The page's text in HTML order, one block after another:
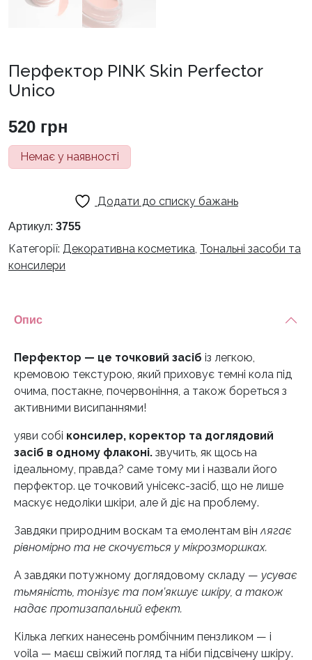
Перфектор PINK Skin Perfector
Unico
520 грн
Немає у наявності
Додати до списку бажань
Артикул: 3755
Категорії: Декоративна косметика Тональні засоби та
консилери
Опис
Перфектор — це точковий засіб із легкою,
кремовою текстурою, який приховує темні кола під
очима, постакне, почервоніння, а також бореться з
активними висипаннями!
уяви собі консилер, коректор та доглядовий
засіб в одному флаконі. звучить, як щось на
ідеальному, правда? саме тому ми і назвали його
перфектор. це точковий унісекс-засіб, що не лише
маскує недоліки шкіри, але й діє на проблему.
Завдяки природним воскам та емолентам він лягає
рівномірно та не скочується у мікрозморшках.
А завдяки потужному доглядовому складу — усуває
тьмяність, тонізує та пом’якшує шкіру, а також
надає протизапальний ефект.
Кілька легких нанесень ромбічним пензликом — і
voila — маєш свіжий погляд та ніби підсвічену шкіру.